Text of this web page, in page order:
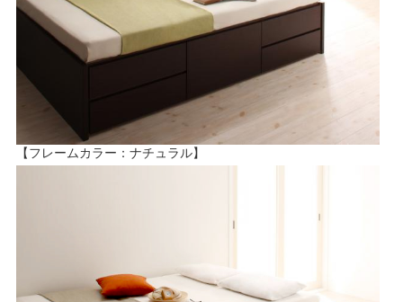
【フレームカラー：ナチュラル】